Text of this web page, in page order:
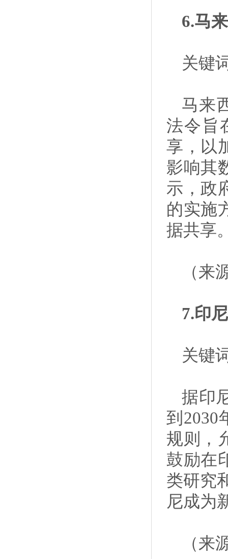
6.马
关键
马来
法令旨
享，以
影响其
示，政
的实施
据共享
（来
7.印
关键
据印
到2030
规则，
鼓励在
类研究
尼成为
（来